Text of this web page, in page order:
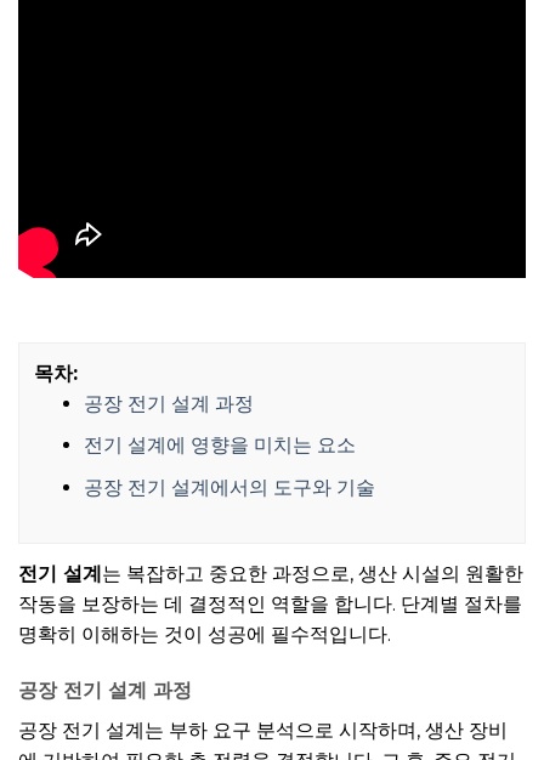
목차:
공장 전기 설계 과정
전기 설계에 영향을 미치는 요소
공장 전기 설계에서의 도구와 기술
전기 설계는 복잡하고 중요한 과정으로, 생산 시설의 원활한
작동을 보장하는 데 결정적인 역할을 합니다. 단계별 절차를
명확히 이해하는 것이 성공에 필수적입니다.
공장 전기 설계 과정
공장 전기 설계는 부하 요구 분석으로 시작하며, 생산 장비